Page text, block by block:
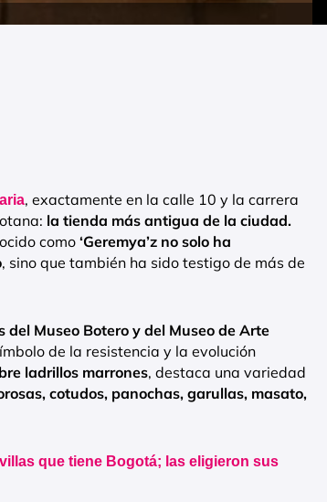
, exactamente en la calle 10 y la carrera
la tienda más antigua de la ciudad.
como‘Geremya’z no solo ha
, sino que también ha sido testigo de más de
del Museo Botero y del Museo de Arte
de la resistencia y la evolución
ladrillos marrones, destaca una variedad
cotudos, panochas, garullas, masato,
que tiene Bogotá; las eligieron sus